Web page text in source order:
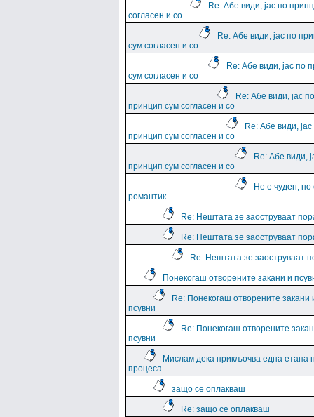
Re: Абе види, јас по
согласен и со
Re: Абе види, јас по
сум согласен и со
Re: Абе види, јас по
сум согласен и со
Re: Абе види, јас по
принцип сум согласен и со
Re: Абе види,
принцип сум согласен и со
Re: Абе види,
принцип сум согласен и со
Не е чуден, но
романтик
Re: Нештата зе заоструваат
Re: Нештата зе заоструваат
Re: Нештата зе заоструваат
Понекогаш отворените закани и
Re: Понекогаш отворените закани
псувни
Re: Понекогаш отворените
псувни
Мислам дека прикљочва една етапа
процеса
защо се оплакваш
Re: защо се оплакваш